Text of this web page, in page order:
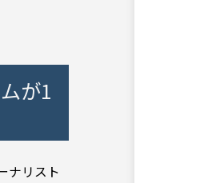
が1
ナリスト